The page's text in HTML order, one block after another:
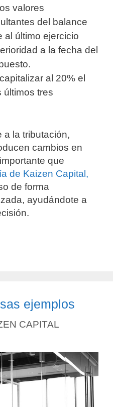
valores
del balance
al último ejercicio
a la fecha del
al 20% el
últimos tres
a la tributación,
cambios en
que
de Kaizen Capital,
de forma
ayudándote a
ejemplos
CAPITAL